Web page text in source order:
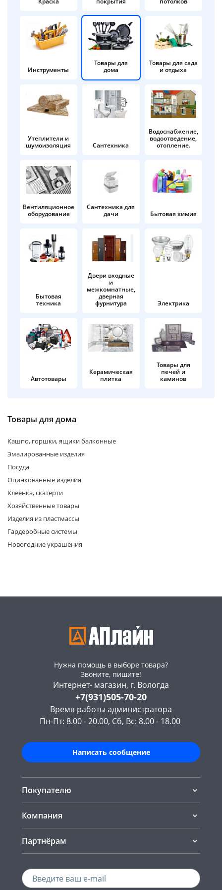
Инструменты
Товары для
дома
Товары для сада
и отдыха
Утеплители и
шумоизоляция
Сантехника
Водоснабжение,
водоотведение,
отопление.
Вентиляционное
оборудование
Сантехника для
дачи
Бытовая химия
Бытовая
техника
Двери входные
и
межкомнатные,
дверная
фурнитура
Электрика
Автотовары
Керамическая
плитка
Товары для
печей и
каминов
Товары для дома
Кашпо, горшки, ящики балконные
Эмалированные изделия
Посуда
Оцинкованные изделия
Клеенка, скатерти
Хозяйственные товары
Изделия из пластмассы
Гардеробные системы
Новогодние украшения
Нужна помощь в выборе товара?
Звоните, пишите!
Интернет- магазин, г. Вологда
+7(931)505-70-20
Время работы администратора
Пн-Пт: 8.00 - 20.00, Сб, Вс: 8.00 - 18.00
Написать сообщение
Покупателю
Компания
Партнёрам
Добавляйте товары
в корзину
Оплачивайте сегодня только
25% картой любого банка
Получайте товар
выбранный способом
Оставшиеся
% будут
по25%каждые 2 недели
Подробнее
об оплате Плайтом
раз в 2
недели
Остались вопросы?
8 800 302-02-51
plait.ru